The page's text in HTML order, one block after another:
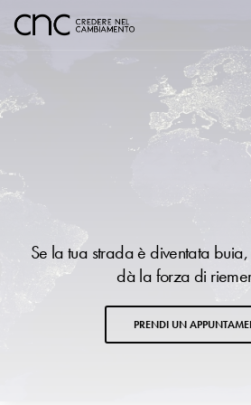
Se la tua strada è diventata
dà la forza di
PRENDI UN